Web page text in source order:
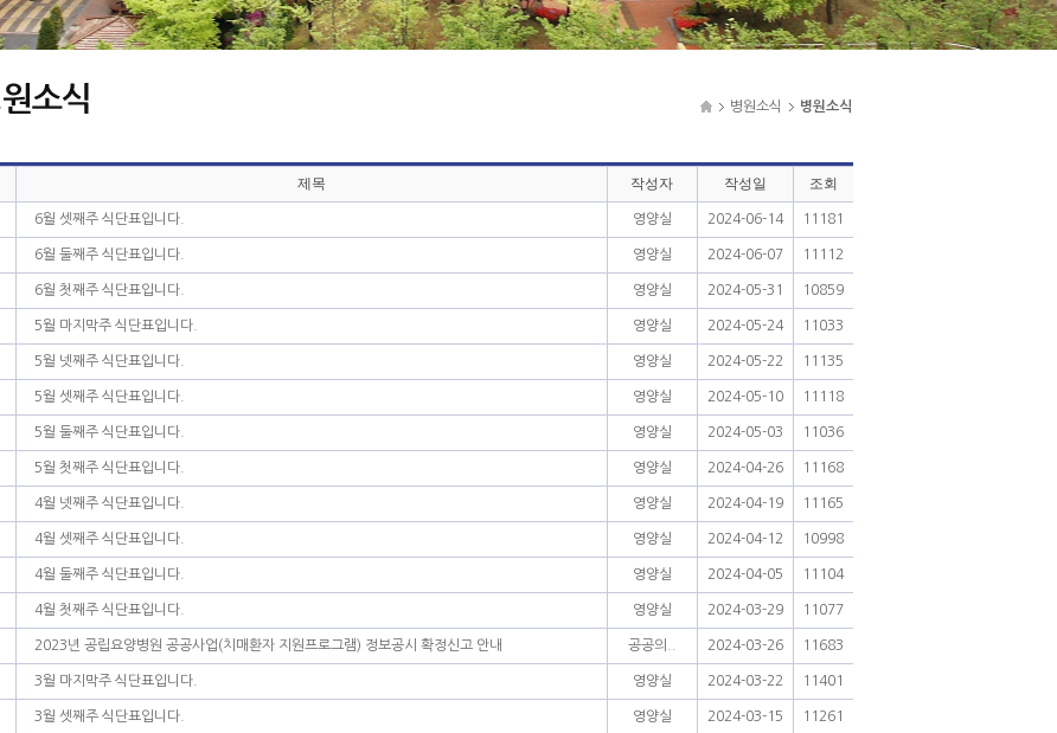
병원소식 병원소식
제목 작성자 작성일 조회
6월 셋째주 식단표입니다. 영양실 2024-06-14 11181
6월 둘째주 식단표입니다. 영양실 2024-06-07 11112
6월 첫째주 식단표입니다. 영양실 2024-05-31 10859
5월 마지막주 식단표입니다. 영양실 2024-05-24 11033
5월 넷째주 식단표입니다. 영양실 2024-05-22 11135
5월 셋째주 식단표입니다. 영양실 2024-05-10 11118
5월 둘째주 식단표입니다. 영양실 2024-05-03 11036
5월 첫째주 식단표입니다. 영양실 2024-04-26 11168
4월 넷째주 식단표입니다. 영양실 2024-04-19 11165
4월 셋째주 식단표입니다. 영양실 2024-04-12 10998
4월 둘째주 식단표입니다. 영양실 2024-04-05 11104
4월 첫째주 식단표입니다. 영양실 2024-03-29 11077
2023년 공립요양병원 공공사업(치매환자 지원프로그램) 정보공시 확정신고 안내 공공의.. 2024-03-26 11683
3월 마지막주 식단표입니다. 영양실 2024-03-22 11401
3월 셋째주 식단표입니다. 영양실 2024-03-15 11261